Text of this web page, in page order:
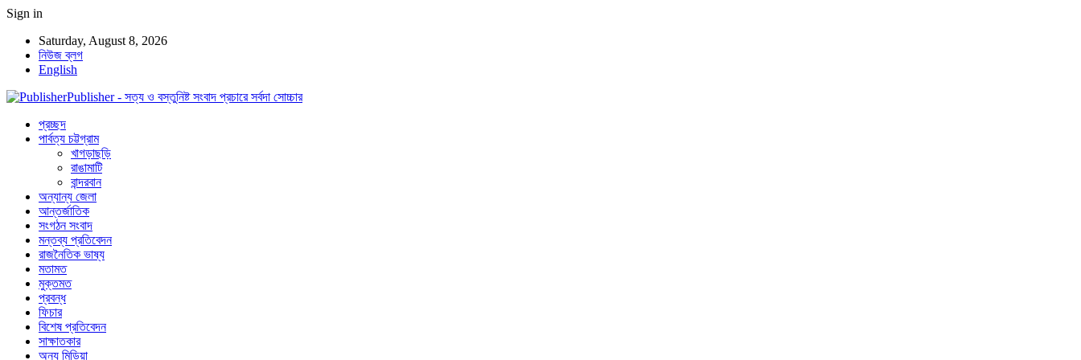
Sign in
Saturday, August 8, 2026
নিউজ ব্লগ
English
Publisher - সত্য ও বস্তুনিষ্ট সংবাদ প্রচারে সর্বদা সোচ্চার
প্রচ্ছদ
পার্বত্য চট্টগ্রাম
খাগড়াছড়ি
রাঙামাটি
বান্দরবান
অন্যান্য জেলা
আন্তর্জাতিক
সংগঠন সংবাদ
মন্তব্য প্রতিবেদন
রাজনৈতিক ভাষ্য
মতামত
মুক্তমত
প্রবন্ধ
ফিচার
বিশেষ প্রতিবেদন
সাক্ষাতকার
অন্য মিডিয়া